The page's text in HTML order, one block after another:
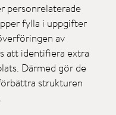
personrelaterade
fylla i uppgifter
av
att identifiera extra
Därmed gör de
strukturen